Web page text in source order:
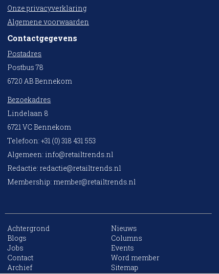
Onze privacyverklaring
Algemene voorwaarden
Contactgegevens
Postadres
Postbus 78
6720 AB Bennekom
Bezoekadres
Lindelaan 8
6721 VC Bennekom
Telefoon: +31 (0) 318 431 553
Algemeen: info@retailtrends.nl
Redactie: redactie@retailtrends.nl
Membership: member@retailtrends.nl
Achtergrond
Nieuws
Blogs
Columns
Jobs
Events
Contact
Word member
Archief
Sitemap